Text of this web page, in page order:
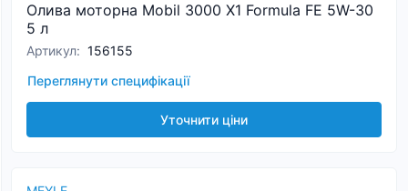
Олива моторна Mobil 3000 X1 Formula FE 5W-30
5 л
Артикул: 156155
Переглянути специфікації
Уточнити ціни